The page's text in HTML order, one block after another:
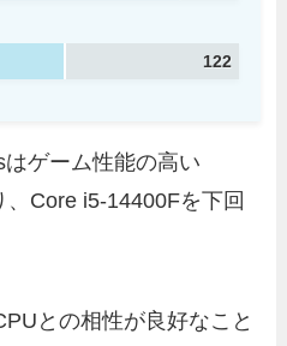
122
ゲーム性能の高い
Core i5-14400Fを下回
との相性が良好なこと